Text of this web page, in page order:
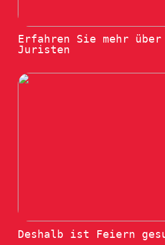
Erfahren Sie mehr über
Juristen
Deshalb ist Feiern